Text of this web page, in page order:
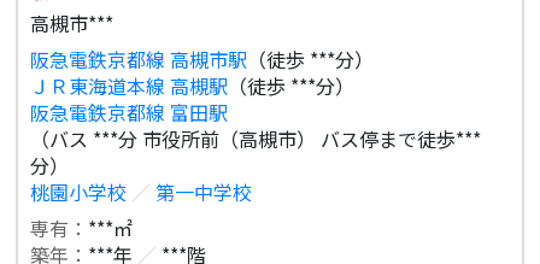
高槻市***
阪急電鉄京都線 高槻市駅 （徒歩 ***分）
ＪＲ東海道本線 高槻駅 （徒歩 ***分）
阪急電鉄京都線 富田駅
（バス ***分 市役所前（高槻市） バス停まで徒歩***
分）
桃園小学校 ／ 第一中学校
専有： ***㎡
築年： ***年 ／ ***階